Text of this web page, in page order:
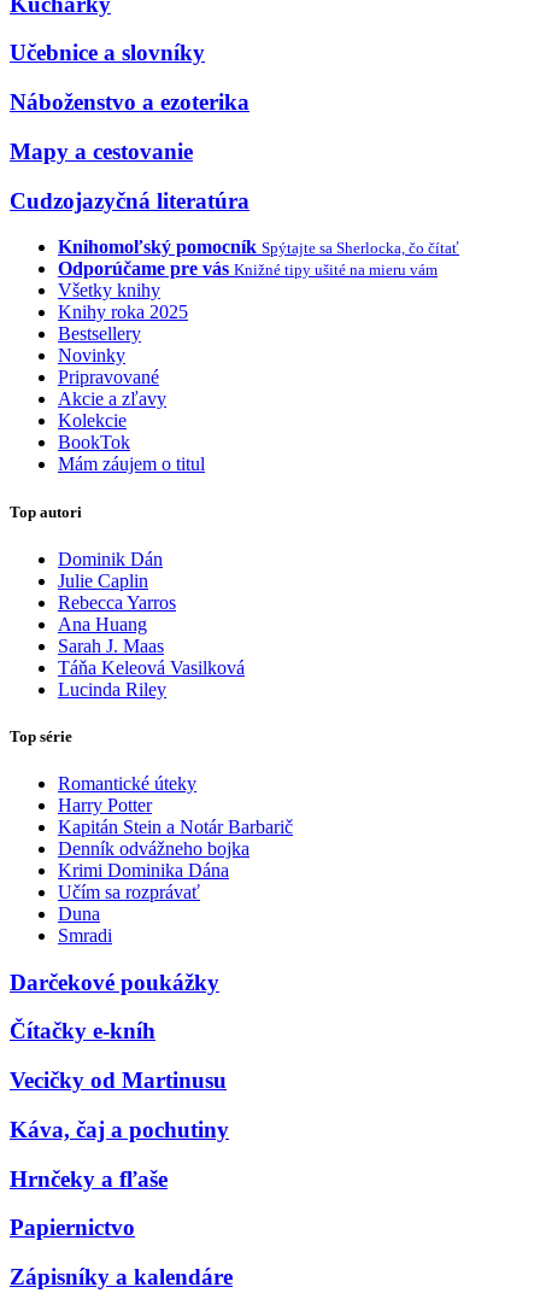
Učebnice a slovníky
Náboženstvo a ezoterika
Mapy a cestovanie
Cudzojazyčná literatúra
Knihomoľský pomocník Spýtajte sa Sherlocka, čo čítať
Odporúčame pre vás Knižné tipy ušité na mieru vám
Všetky knihy
Knihy roka 2025
Bestsellery
Novinky
Pripravované
Akcie a zľavy
Kolekcie
BookTok
Mám záujem o titul
Top autori
Dominik Dán
Julie Caplin
Rebecca Yarros
Ana Huang
Sarah J. Maas
Táňa Keleová Vasilková
Lucinda Riley
Top série
Romantické úteky
Harry Potter
Kapitán Stein a Notár Barbarič
Denník odvážneho bojka
Krimi Dominika Dána
Učím sa rozprávať
Duna
Smradi
Darčekové poukážky
Čítačky e-kníh
Vecičky od Martinusu
Káva, čaj a pochutiny
Hrnčeky a fľaše
Papiernictvo
Zápisníky a kalendáre